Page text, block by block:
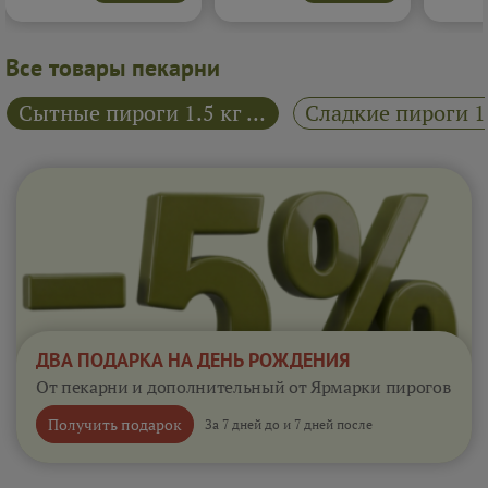
Все товары пекарни
Сытные пироги 1.5 кг "Райский пирожок"
ДВА ПОДАРКА НА ДЕНЬ РОЖДЕНИЯ
От пекарни и дополнительный от Ярмарки пирогов
Получить подарок За 7 дней до и 7 дней после